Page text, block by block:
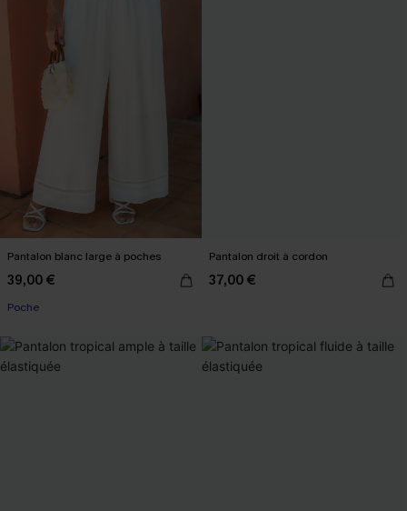
Pantalon blanc large à poches
39,00 €
Poche
Pantalon droit à cordon
37,00 €